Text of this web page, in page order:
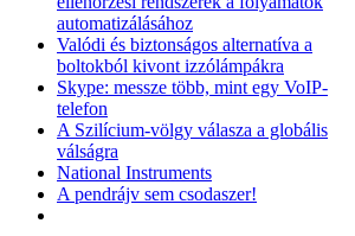
automatizálásához
Valódi és biztonságos alternatíva a
boltokból kivont izzólámpákra
Skype: messze több, mint egy VoIP-
telefon
A Szilícium-völgy válasza a globális
válságra
National Instruments
A pendrájv sem csodaszer!